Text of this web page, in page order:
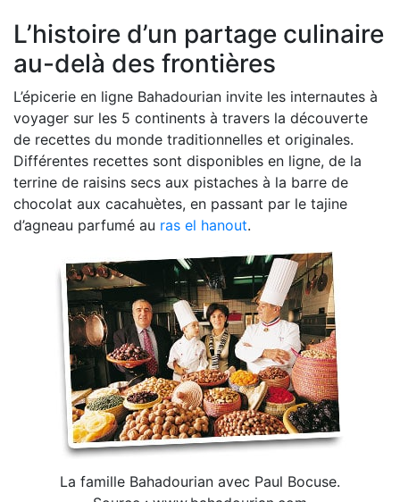
L’histoire d’un partage culinaire
au-delà des frontières
L’épicerie en ligne Bahadourian invite les internautes à
voyager sur les 5 continents à travers la découverte
de recettes du monde traditionnelles et originales.
Différentes recettes sont disponibles en ligne, de la
terrine de raisins secs aux pistaches à la barre de
chocolat aux cacahuètes, en passant par le tajine
d’agneau parfumé au ras el hanout.
La famille Bahadourian avec Paul Bocuse.